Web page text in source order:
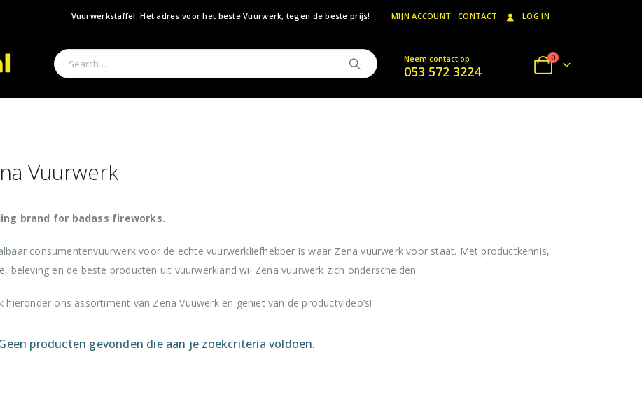
Vuurwerkstaffel: Het adres voor het beste Vuurwerk, tegen de beste prijs! MIJN ACCOUNT CONTACT LOG IN
Neem contact op
053 572 3224
0
Vuurwerk
brand for badass fireworks.
consumentenvuurwerk voor de echte vuurwerkliefhebber is waar Zena vuurwerk voor staat. Met productkennis,
beleving en de beste producten uit vuurwerkland wil Zena vuurwerk zich onderscheiden.
hieronder ons assortiment van Zena Vuuwerk en geniet van de productvideo’s!
producten gevonden die aan je zoekcriteria voldoen.